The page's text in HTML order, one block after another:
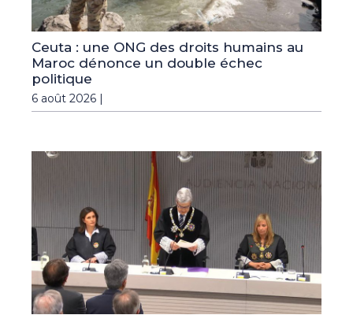
Ceuta : une ONG des droits humains au
Maroc dénonce un double échec
politique
6 août 2026 |